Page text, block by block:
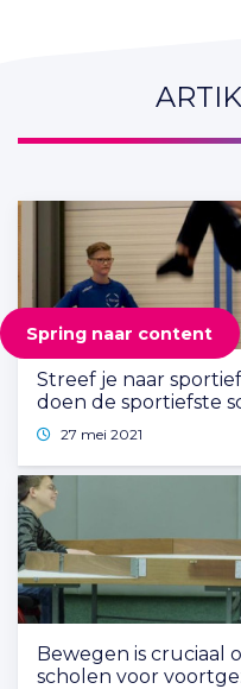
Spring naar content
Streef je naar
doen de sportiefste
27 mei 2021
Bewegen is cruciaal
scholen voor